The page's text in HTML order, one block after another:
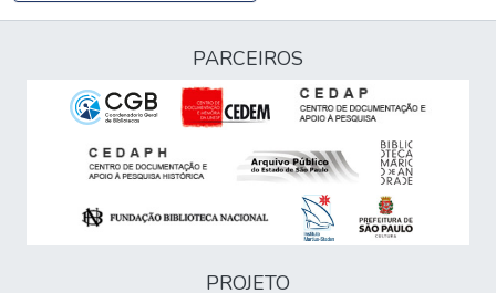
PARCEIROS
PROJETO